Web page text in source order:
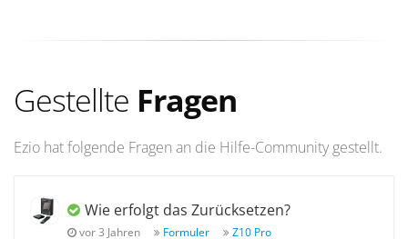
Gestellte Fragen
Ezio hat folgende Fragen an die Hilfe-Community gestellt.
Wie erfolgt das Zurücksetzen?
vor 3 Jahren Formuler Z10 Pro